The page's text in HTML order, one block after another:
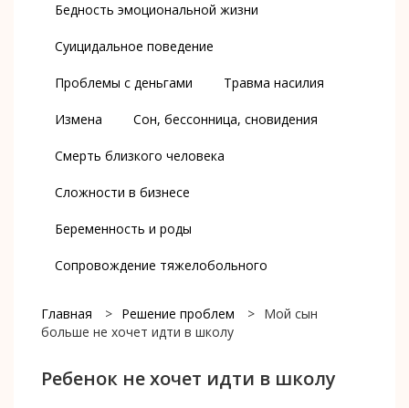
Бедность эмоциональной жизни
Суицидальное поведение
Проблемы с деньгами Травма насилия
Измена Сон, бессонница, сновидения
Смерть близкого человека
Сложности в бизнесе
Беременность и роды
Сопровождение тяжелобольного
Главная > Решение проблем > Мой сын
больше не хочет идти в школу
Ребенок не хочет идти в школу